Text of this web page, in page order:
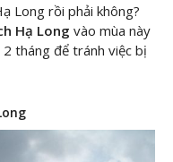
Long rồi phải không?
Hạ Long vào mùa này
tháng để tránh việc bị